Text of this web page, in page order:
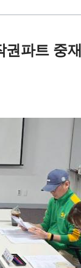
권파트 중